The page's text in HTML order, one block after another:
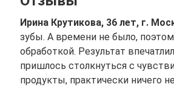
Ирина Крутикова, 36 лет, г.
зубы. А времени не было,
обработкой. Результат
пришлось столкнуться с
продукты, практически ничего